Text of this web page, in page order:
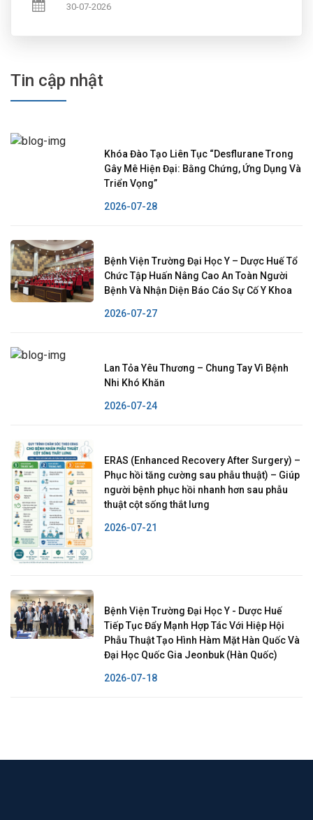
30-07-2026
Tin cập nhật
Khóa Đào Tạo Liên Tục “Desflurane Trong
Gây Mê Hiện Đại: Bằng Chứng, Ứng Dụng Và
Triển Vọng”
2026-07-28
Bệnh Viện Trường Đại Học Y – Dược Huế Tổ
Chức Tập Huấn Nâng Cao An Toàn Người
Bệnh Và Nhận Diện Báo Cáo Sự Cố Y Khoa
2026-07-27
Lan Tỏa Yêu Thương – Chung Tay Vì Bệnh
Nhi Khó Khăn
2026-07-24
ERAS (Enhanced Recovery After Surgery) –
Phục hồi tăng cường sau phẫu thuật) – Giúp
người bệnh phục hồi nhanh hơn sau phẫu
thuật cột sống thắt lưng
2026-07-21
Bệnh Viện Trường Đại Học Y - Dược Huế
Tiếp Tục Đẩy Mạnh Hợp Tác Với Hiệp Hội
Phẫu Thuật Tạo Hình Hàm Mặt Hàn Quốc Và
Đại Học Quốc Gia Jeonbuk (Hàn Quốc)
2026-07-18